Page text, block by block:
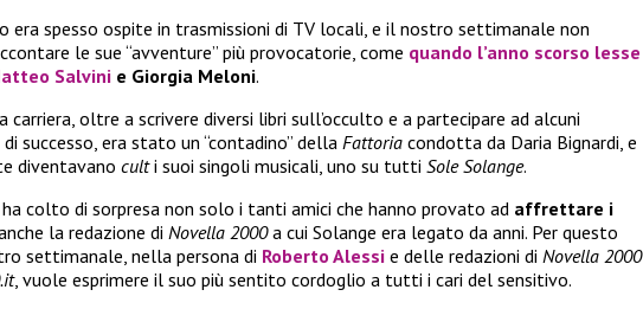
era spesso ospite in trasmissioni di TV locali, e il nostro settimanale non
le sue “avventure” più provocatorie, come quando l’anno scorso lesse
Salvini e Giorgia Meloni.
carriera, oltre a scrivere diversi libri sull’occulto e a partecipare ad alcuni
successo, era stato un “contadino” della Fattoria condotta da Daria Bignardi, e
diventavano culti suoi singoli musicali, uno su tutti Sole Solange.
colto di sorpresa non solo i tanti amici che hanno provato ad affrettare i
la redazione di Novella 2000a cui Solange era legato da anni. Per questo
settimanale, nella persona di Roberto Alessi e delle redazioni di Novella 2000
, vuole esprimere il suo più sentito cordoglio a tutti i cari del sensitivo.